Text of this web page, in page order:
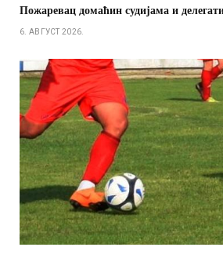
Пожаревац домаћин судијама и
6. АВГУСТ 2026.